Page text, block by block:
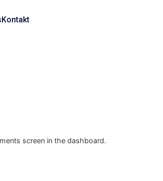
Kontakt
screen in the dashboard.